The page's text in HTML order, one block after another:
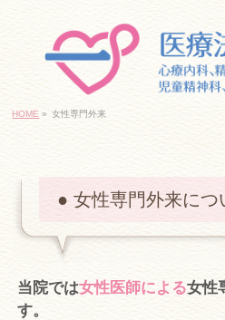
｢日本橋駅」10
06-
ネットでご予約・
ネットでご予約・
HOME » 女性専門外来
● 女性専門外来につ
当院では女性医師による女性
す。